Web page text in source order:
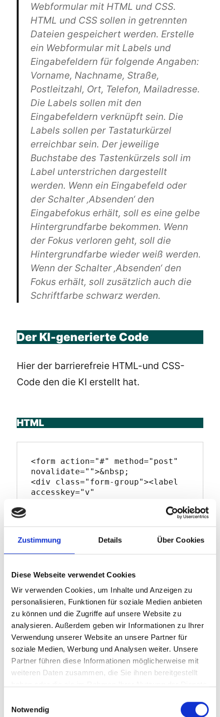
Zustimmung Details Über Cookies
Diese Webseite verwendet Cookies
Wir verwenden Cookies, um Inhalte und Anzeigen zu
personalisieren, Funktionen für soziale Medien anbieten
zu können und die Zugriffe auf unsere Website zu
analysieren. Außerdem geben wir Informationen zu Ihrer
Verwendung unserer Website an unsere Partner für
soziale Medien, Werbung und Analysen weiter. Unsere
Partner führen diese Informationen möglicherweise mit
weiteren Daten zusammen, die Sie ihnen bereitgestellt
Notwendig
Webformular mit HTML und CSS.
HTML und CSS sollen in getrennten
Dateien gespeichert werden. Erstelle
ein Webformular mit Labels und
Eingabefeldern für folgende Angaben:
Vorname, Nachname, Straße,
Postleitzahl, Ort, Telefon, Mailadresse.
Die Labels sollen mit den
Eingabefeldern verknüpft sein. Die
Labels sollen per Tastaturkürzel
erreichbar sein. Der jeweilige
Buchstabe des Tastenkürzels soll im
Label unterstrichen dargestellt
werden. Wenn ein Eingabefeld oder
der Schalter ‚Absenden‘ den
Eingabefokus erhält, soll es eine gelbe
Hintergrundfarbe bekommen. Wenn
der Fokus verloren geht, soll die
Hintergrundfarbe wieder weiß werden.
Wenn der Schalter ‚Absenden‘ den
Fokus erhält, soll zusätzlich auch die
Schriftfarbe schwarz werden.
Der KI-generierte Code
Hier der barrierefreie HTML-und CSS-
Code den die KI erstellt hat.
HTML
<form action="#" method="post"
novalidate="">&nbsp;
<div class="form-group"><label
accesskey="v"
class="underline">o</span>rname:
type="text" /></div>
accesskey="n" for="nachname">
class="underline">N</span>achnam
e:</label> <input id="nachname"
name="nachname" required=""
type="text" /></div>
<div class="form-group"><label
accesskey="s" for="strasse">
class="underline">S</span>traße:
</label> <input id="strasse"
type="text" /></div>